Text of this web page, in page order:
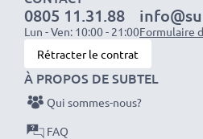
0805 11.31.88
Lun - Ven: 10:00 - 21:00Formulaire
Rétracter le contrat
À PROPOS DE SUBTEL
Qui sommes-nous?
FAQ